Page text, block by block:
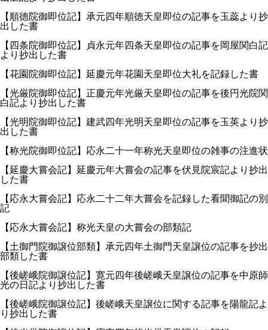
【順徳院御即位記】承元四年順徳天皇即位の記事を玉蕊より抄
出した書
【四条院御即位記】貞永元年四条天皇即位の記事を岡屋関白記
より抄出した書
【花園院御即位記】延慶元年花園天皇即位大礼を記録した書
【光厳院御即位記】正慶元年光厳天皇即位の記事を後円光院関
白記より抄出した書
【光明院御即位記】建武四年光明天皇即位の記事を玉英より抄
出した書
【称光院御即位記】応永二十一年称光天皇即位の雑事の注進状
【延慶大嘗会記】延慶元年大嘗会の記事を伏見院宸記より抄出
した書
【応永大嘗会記】応永二十二年大嘗会を記録した看聞御記の別
記
【応永大嘗会記】称光天皇の大嘗会の部類記
【土御門院御譲位部類】承元四年土御門天皇譲位の記事を抄出
部類した書
【後嵯峨院御譲位記】寛元四年後嵯峨天皇譲位の記事を中原師
光の日記より抄出した書
【後嵯峨院御譲位記】後嵯峨天皇譲位に関する記事を陽龍記よ
り抄出した書